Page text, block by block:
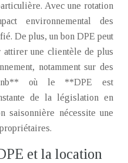
Avec une rotation
environnemental des
De plus, un bon DPE peut
attirer une clientèle de plus
notamment sur des
où le **DPE est
de la législation en
saisonnière nécessite une
et la location